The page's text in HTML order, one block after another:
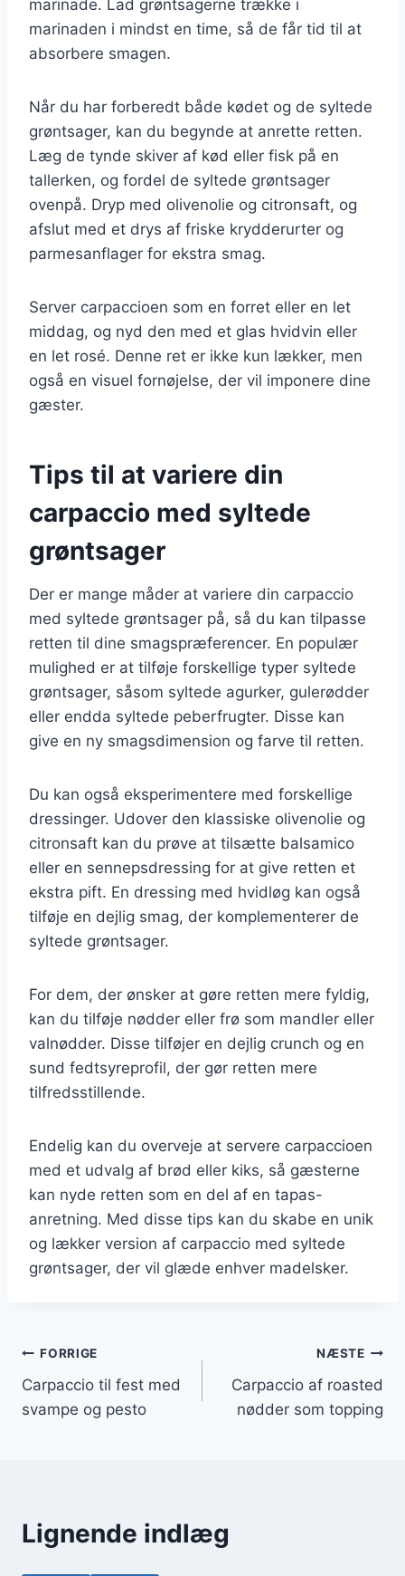
marinade. Lad grøntsagerne trække i
marinaden i mindst en time, så de får tid til at
absorbere smagen.
Når du har forberedt både kødet og de syltede
grøntsager, kan du begynde at anrette retten.
Læg de tynde skiver af kød eller fisk på en
tallerken, og fordel de syltede grøntsager
ovenpå. Dryp med olivenolie og citronsaft, og
afslut med et drys af friske krydderurter og
parmesanflager for ekstra smag.
Server carpaccioen som en forret eller en let
middag, og nyd den med et glas hvidvin eller
en let rosé. Denne ret er ikke kun lækker, men
også en visuel fornøjelse, der vil imponere dine
gæster.
Tips til at variere din
carpaccio med syltede
grøntsager
Der er mange måder at variere din carpaccio
med syltede grøntsager på, så du kan tilpasse
retten til dine smagspræferencer. En populær
mulighed er at tilføje forskellige typer syltede
grøntsager, såsom syltede agurker, gulerødder
eller endda syltede peberfrugter. Disse kan
give en ny smagsdimension og farve til retten.
Du kan også eksperimentere med forskellige
dressinger. Udover den klassiske olivenolie og
citronsaft kan du prøve at tilsætte balsamico
eller en sennepsdressing for at give retten et
ekstra pift. En dressing med hvidløg kan også
tilføje en dejlig smag, der komplementerer de
syltede grøntsager.
For dem, der ønsker at gøre retten mere fyldig,
kan du tilføje nødder eller frø som mandler eller
valnødder. Disse tilføjer en dejlig crunch og en
sund fedtsyreprofil, der gør retten mere
tilfredsstillende.
Endelig kan du overveje at servere carpaccioen
med et udvalg af brød eller kiks, så gæsterne
kan nyde retten som en del af en tapas-
anretning. Med disse tips kan du skabe en unik
og lækker version af carpaccio med syltede
grøntsager, der vil glæde enhver madelsker.
Indlægsnavigation
FORRIGE
Carpaccio til fest med
svampe og pesto
NÆSTE
Carpaccio af roasted
nødder som topping
Lignende indlæg